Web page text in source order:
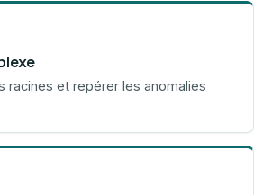
racines et repérer les anomalies